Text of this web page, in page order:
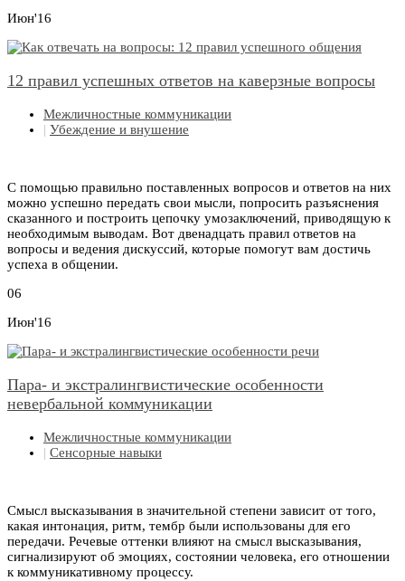
Июн'16
12 правил успешных ответов на каверзные вопросы
Межличностные коммуникации
| Убеждение и внушение
С помощью правильно поставленных вопросов и ответов на них
можно успешно передать свои мысли, попросить разъяснения
сказанного и построить цепочку умозаключений, приводящую к
необходимым выводам. Вот двенадцать правил ответов на
вопросы и ведения дискуссий, которые помогут вам достичь
успеха в общении.
06
Июн'16
Пара- и экстралингвистические особенности
невербальной коммуникации
Межличностные коммуникации
| Сенсорные навыки
Смысл высказывания в значительной степени зависит от того,
какая интонация, ритм, тембр были использованы для его
передачи. Речевые оттенки влияют на смысл высказывания,
сигнализируют об эмоциях, состоянии человека, его отношении
к коммуникативному процессу.